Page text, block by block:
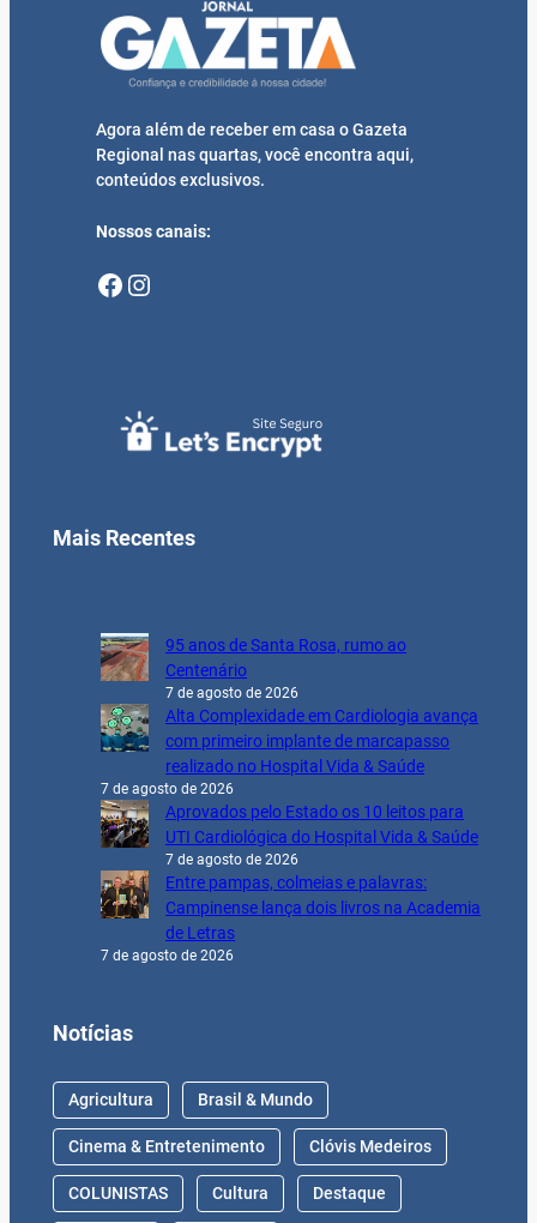
Agora além de receber em casa o Gazeta
Regional nas quartas, você encontra aqui,
conteúdos exclusivos.
Nossos canais:
Facebook Instagram
Mais Recentes
95 anos de Santa Rosa, rumo ao
Centenário
7 de agosto de 2026
Alta Complexidade em Cardiologia avança
com primeiro implante de marcapasso
realizado no Hospital Vida & Saúde
7 de agosto de 2026
Aprovados pelo Estado os 10 leitos para
UTI Cardiológica do Hospital Vida & Saúde
7 de agosto de 2026
Entre pampas, colmeias e palavras:
Campinense lança dois livros na Academia
de Letras
7 de agosto de 2026
Notícias
Agricultura Brasil & Mundo
Cinema & Entretenimento Clóvis Medeiros
COLUNISTAS Cultura Destaque